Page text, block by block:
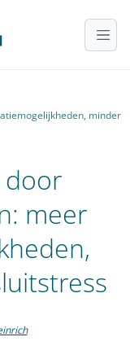
minder
door
meer